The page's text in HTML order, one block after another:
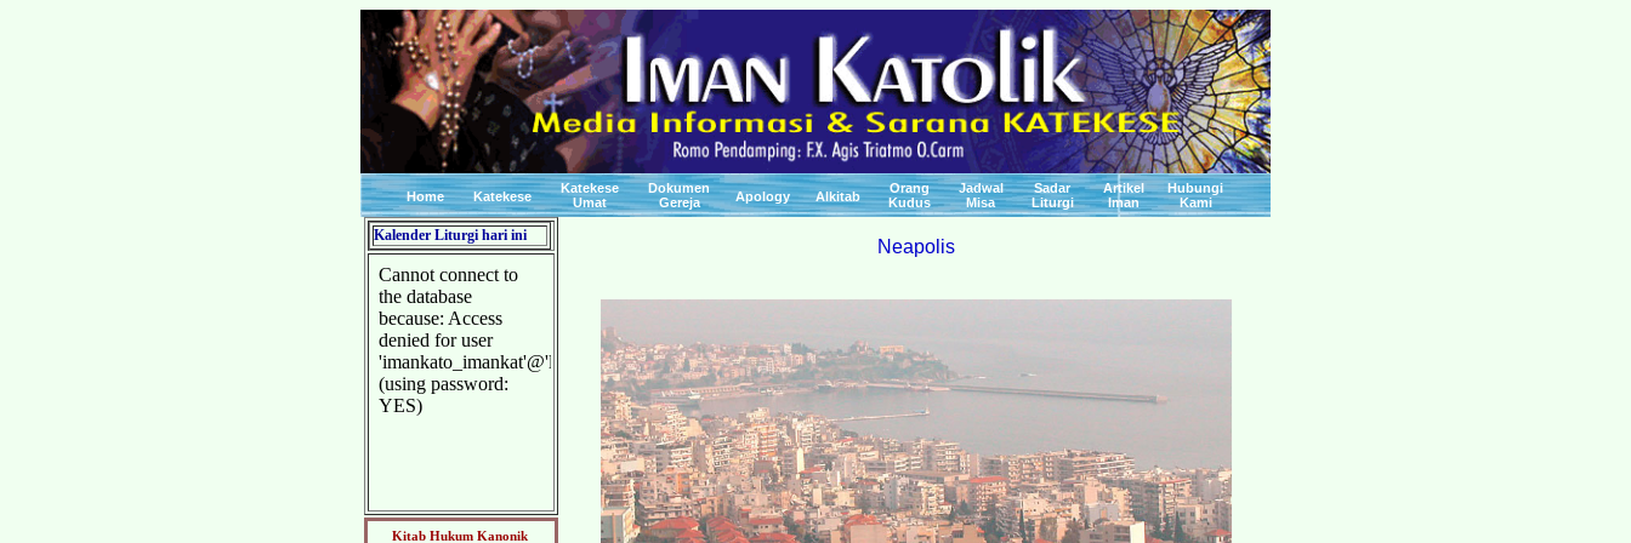
Home Katekese
Katekese
Umat
Dokumen
Gereja
Apology Alkitab
Orang
Kudus
Jadwal
Misa
Sadar
Liturgi
Artikel
Iman
Hubungi
Kami
Kalender Liturgi hari ini
Kitab Hukum Kanonik
Neapolis